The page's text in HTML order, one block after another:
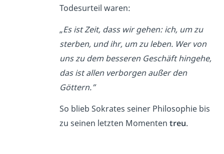
Todesurteil waren:
„Es ist Zeit, dass wir gehen: ich, um zu
sterben, und ihr, um zu leben. Wer von
uns zu dem besseren Geschäft hingehe,
das ist allen verborgen außer den
Göttern.”
So blieb Sokrates seiner Philosophie bis
zu seinen letzten Momenten treu.